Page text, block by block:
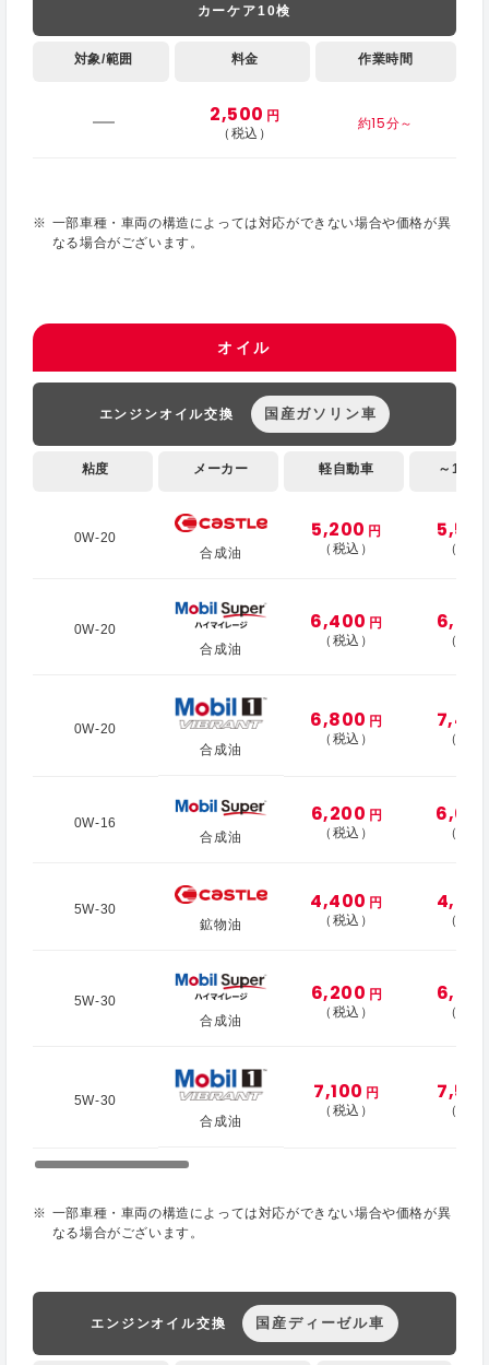
カーケア10検
対象/範囲 料金 作業時間
2,500 円
（税込）
約15分～
一部車種・車両の構造によっては対応ができない場合や価格が異
なる場合がございます。
オイル
エンジンオイル交換 国産ガソリン車
粘度 メーカー 軽自動車 ～
0W-20
合成油
5,200 円
（税込）
（税
0W-20
合成油
6,400 円
（税込）
（税
0W-20
合成油
6,800 円
（税込）
（税
0W-16
合成油
6,200 円
（税込）
（税
5W-30
鉱物油
4,400 円
（税込）
（税
5W-30
合成油
6,200 円
（税込）
（税
5W-30
合成油
7,100 円
（税込）
（税
一部車種・車両の構造によっては対応ができない場合や価格が異
なる場合がございます。
エンジンオイル交換 国産ディーゼル車